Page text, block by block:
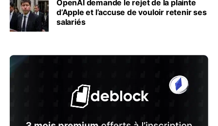
OpenAI demande le rejet de la plainte
d’Apple et l’accuse de vouloir retenir ses
salariés